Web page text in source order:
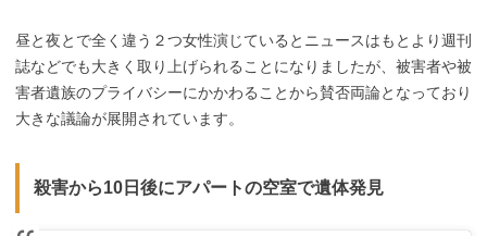
昼と夜とで全く違う２つ女性演じているとニュースはもとより週刊
誌などでも大きく取り上げられることになりましたが、被害者や被
害者遺族のプライバシーにかかわることから賛否両論となっており
大きな議論が展開されています。
殺害から10日後にアパートの空室で遺体発見